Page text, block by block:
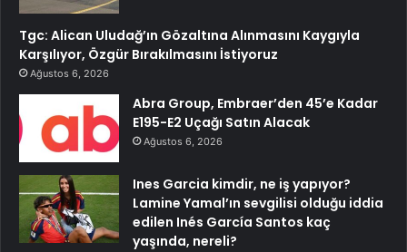
Tgc: Alican Uludağ’ın Gözaltına Alınmasını Kaygıyla
Karşılıyor, Özgür Bırakılmasını İstiyoruz
Ağustos 6, 2026
Abra Group, Embraer’den 45’e Kadar
E195-E2 Uçağı Satın Alacak
Ağustos 6, 2026
Ines Garcia kimdir, ne iş yapıyor?
Lamine Yamal’ın sevgilisi olduğu iddia
edilen Inés García Santos kaç
yaşında, nereli?